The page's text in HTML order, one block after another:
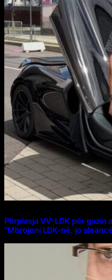
Përplasja VV-LDK për
“Mbrojeni LDK-në, jo